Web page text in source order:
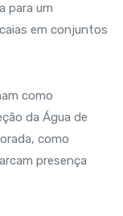
para um
em conjuntos
como
da Água de
como
presença